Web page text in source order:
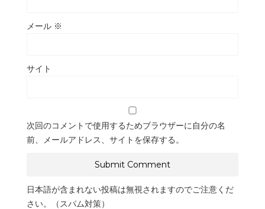
メール ※
サイト
次回のコメントで使用するためブラウザーに自分の名
前、メールアドレス、サイトを保存する。
日本語が含まれない投稿は無視されますのでご注意くだ
さい。（スパム対策）